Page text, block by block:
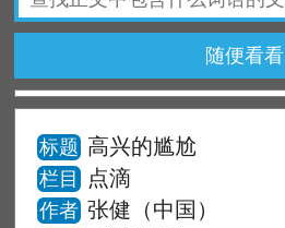
随便看看
标题 高兴的尴尬
栏目 点滴
作者 张健（中国）